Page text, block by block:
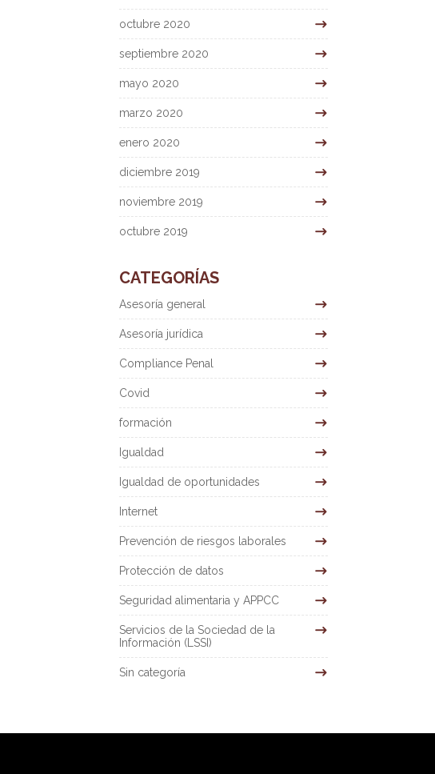
octubre 2020
septiembre 2020
mayo 2020
marzo 2020
enero 2020
diciembre 2019
noviembre 2019
octubre 2019
CATEGORÍAS
Asesoría general
Asesoría jurídica
Compliance Penal
Covid
formación
Igualdad
Igualdad de oportunidades
Internet
Prevención de riesgos laborales
Protección de datos
Seguridad alimentaria y APPCC
Servicios de la Sociedad de la
Información (LSSI)
Sin categoría